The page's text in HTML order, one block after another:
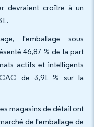
devraient croître à un
l'emballage sous
46,87 % de la part
actifs et intelligents
de 3,91 % sur la
magasins de détail ont
de l'emballage de